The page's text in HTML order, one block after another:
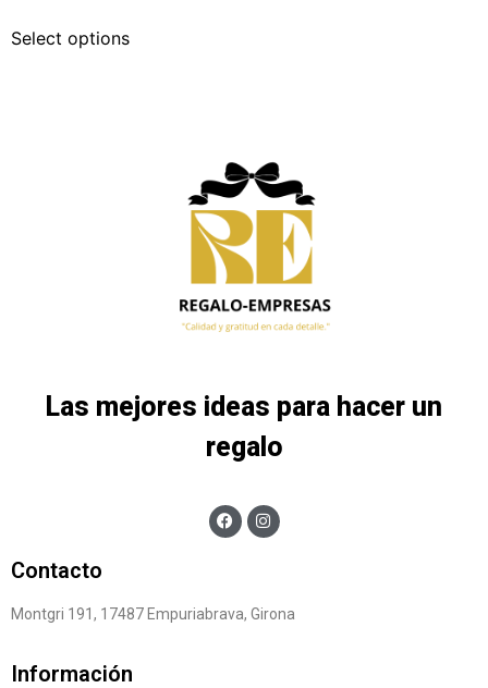
Select options
Las mejores ideas para hacer un
regalo
Contacto
Montgri 191, 17487 Empuriabrava, Girona
Información